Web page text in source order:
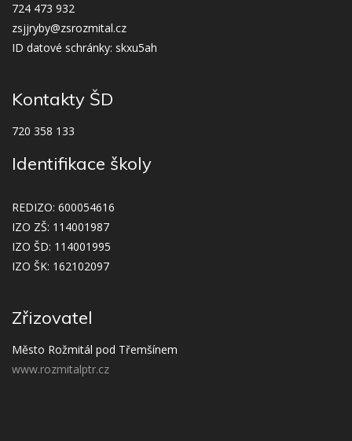
724 473 932
zsjjryby@zsrozmital.cz
ID datové schránky: skxu5ah
Kontakty ŠD
720 358 133
Identifikace školy
REDIZO: 600054616
IZO ZŠ: 114001987
IZO ŠD: 114001995
IZO ŠK: 162102097
Zřizovatel
Město Rožmitál pod Třemšínem
www.rozmitalptr.cz